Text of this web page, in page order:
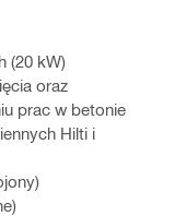
(20 kW)
oraz
prac w betonie
Hilti i